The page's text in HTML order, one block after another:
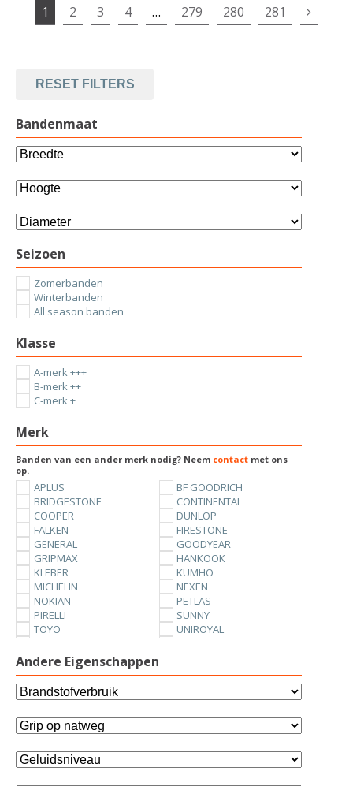
1 2 3 4 … 279 280 281
RESET FILTERS
Bandenmaat
Seizoen
Zomerbanden
Winterbanden
All season banden
Klasse
A-merk +++
B-merk ++
C-merk +
Merk
Banden van een ander merk nodig? Neem contact met ons
op.
APLUS
BF GOODRICH
BRIDGESTONE
CONTINENTAL
COOPER
DUNLOP
FALKEN
FIRESTONE
GENERAL
GOODYEAR
GRIPMAX
HANKOOK
KLEBER
KUMHO
MICHELIN
NEXEN
NOKIAN
PETLAS
PIRELLI
SUNNY
TOYO
UNIROYAL
Andere Eigenschappen